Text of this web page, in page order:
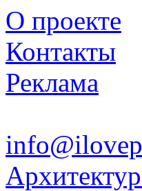
О проекте
Контакты
Реклама